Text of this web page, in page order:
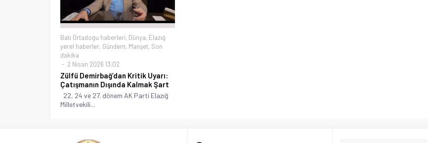
Batı Ortadoğu haberleri, Dünya, Elazığ
yerel haberler, Gündem, Manşet, Son
dakika
2 Nisan 2026 13:02
Zülfü Demirbağ’dan Kritik Uyarı:
Çatışmanın Dışında Kalmak Şart
22, 24 ve 27. dönem AK Parti Elazığ
Milletvekili...